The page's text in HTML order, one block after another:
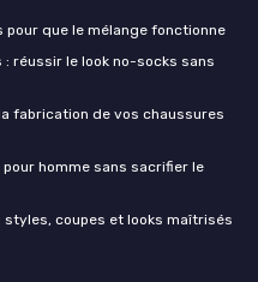
pour que le mélange fonctionne
réussir le look no-socks sans
fabrication de vos chaussures
homme sans sacrifier le
styles, coupes et looks maîtrisés